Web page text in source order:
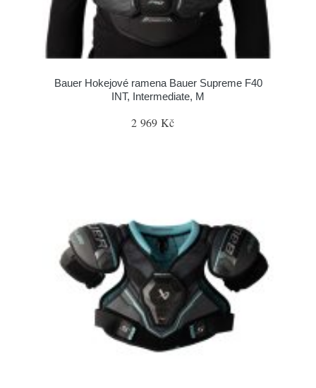
Bauer Hokejové ramena Bauer Supreme F40
INT, Intermediate, M
2 969 Kč